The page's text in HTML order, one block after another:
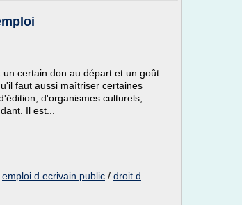
certain don au départ et un goût
faut aussi maîtriser certaines
d'organismes culturels,
Il est...
emploi d ecrivain public / droit d